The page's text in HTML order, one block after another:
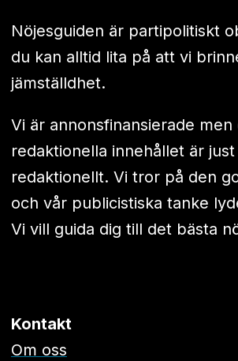
Nöjesguiden är partipolitiskt
du kan alltid lita på att vi
jämställdhet.
Vi är annonsfinansierade men
redaktionella innehållet är just
redaktionellt. Vi tror på den
och vår publicistiska tanke
Vi vill guida dig till det bästa
Kontakt
Om oss